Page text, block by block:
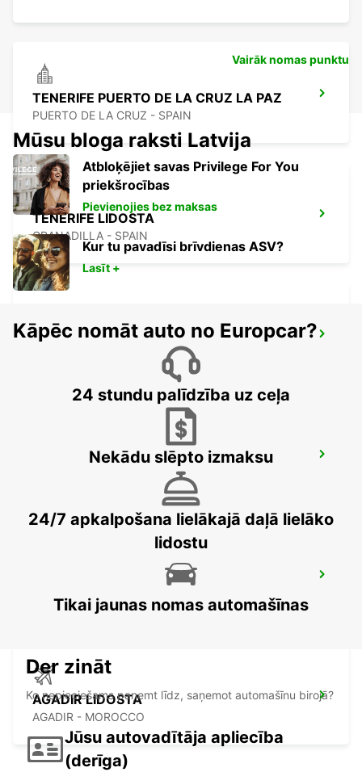
TENERIFE PUERTO DE LA CRUZ LA PAZ
PUERTO DE LA CRUZ - SPAIN
TENERIFE LIDOSTA
GRANADILLA - SPAIN
TENERIFE PLAYA LAS AMERICAS
LA PALMA AIRPORT
AGADIR - MOROCCO
AGADIR LIDOSTA
AGADIR - MOROCCO
Vairāk nomas punktu
Mūsu bloga raksti Latvija
Atbloķējiet savas Privilege For You
priekšrocības
Pievienojies bez maksas
Kur tu pavadīsi brīvdienas ASV?
Lasīt +
Kāpēc nomāt auto no Europcar?
24 stundu palīdzība uz ceļa
Nekādu slēpto izmaksu
24/7 apkalpošana lielākajā daļā lielāko
lidostu
Tikai jaunas nomas automašīnas
Der zināt
Ko nepieciešams paņemt līdz, saņemot automašīnu birojā?
Jūsu autovadītāja apliecība
(derīga)